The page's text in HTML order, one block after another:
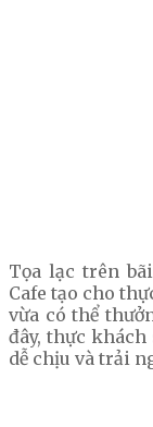
Tọa lạc trên
Cafe tạo cho
vừa có thể
đây, thực
dễ chịu và trải